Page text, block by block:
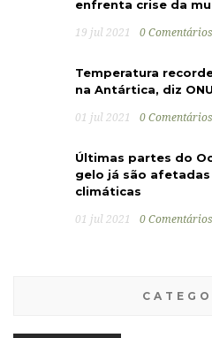
enfrenta crise da
19 jul 2021 0 Comentários
Temperatura
na Antártica, diz ONU
01 jul 2021 0 Comentários
Últimas partes do
gelo já são
climáticas
01 jul 2021 0 Comentários